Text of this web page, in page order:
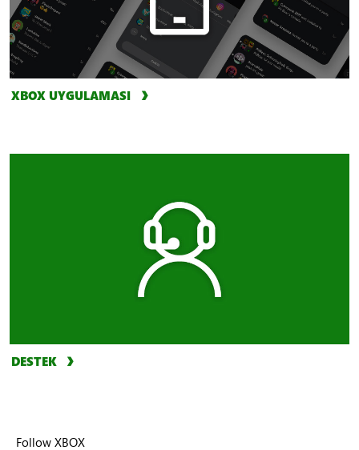
XBOX UYGULAMASI
DESTEK
Follow XBOX